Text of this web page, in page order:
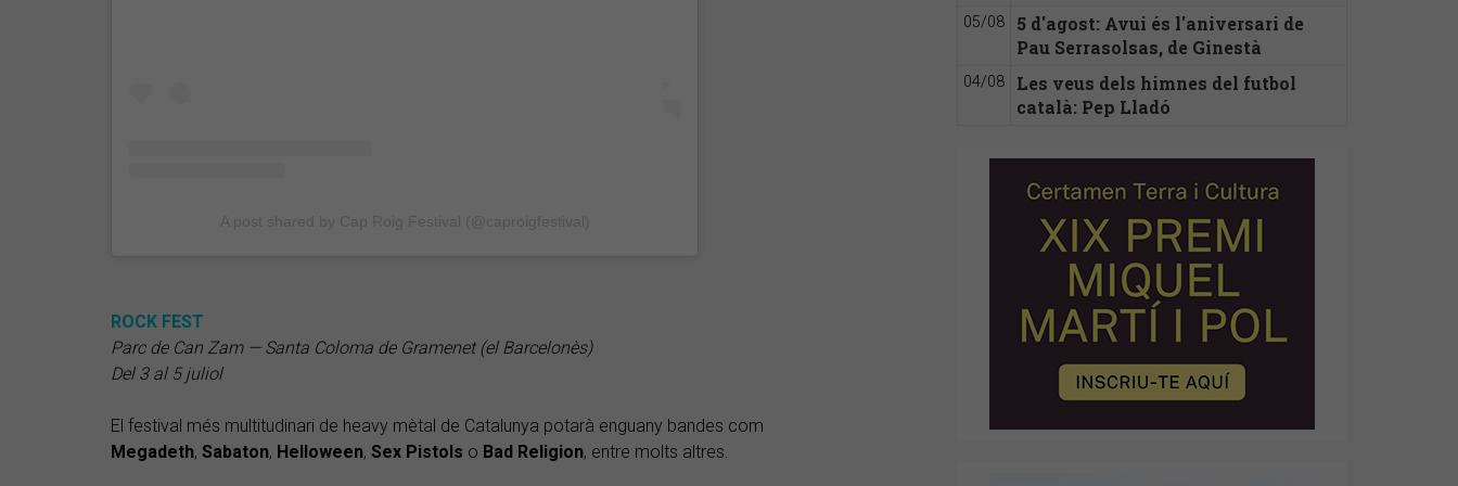
ROCK FEST
Parc de Can Zam — Santa Coloma de Gramenet (el Barcelonès)
Del 3 al 5 juliol
El festival més multitudinari de heavy mètal de Catalunya potarà enguany bandes com
Megadeth, Sabaton, Helloween, Sex Pistols o Bad Religion, entre molts altres.
05/08
5 d'agost: Avui és l'aniversari de
Pau Serrasolsas, de Ginestà
04/08
Les veus dels himnes del futbol
català: Pep Lladó